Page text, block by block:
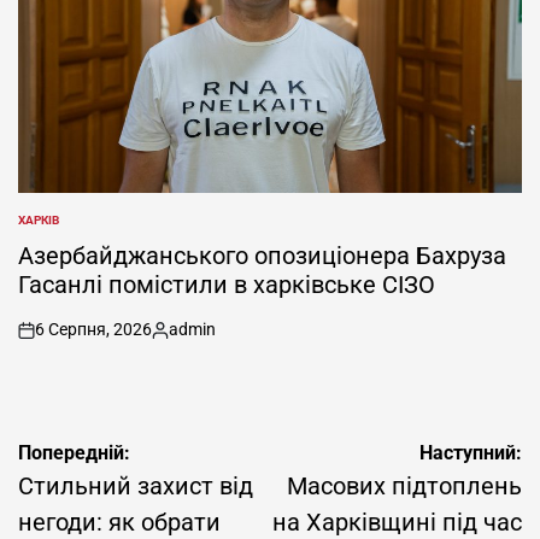
ОПУБЛІКУВАТИ
ХАРКІВ
Азербайджанського опозиціонера Бахруза
Гасанлі помістили в харківське СІЗО
on
6 Серпня, 2026
Опубліковано
admin
Навігація
записів
Попередній:
Стильний захист від
негоди: як обрати
Наступний:
Масових підтоплень
на Харківщині під час